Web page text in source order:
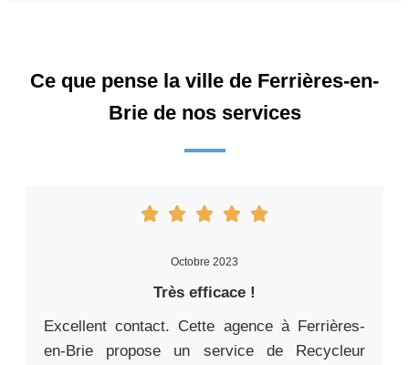
Ce que pense la ville de Ferrières-en-
Brie de nos services
Octobre 2023
Très efficace !
Excellent contact. Cette agence à Ferrières-
en-Brie propose un service de Recycleur